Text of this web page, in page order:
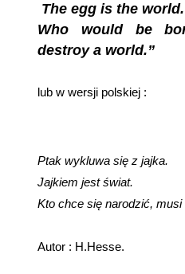
The egg is the world.
Who would be
destroy a world.”
lub w wersji polskiej :
Ptak wykluwa się z jajka.
Jajkiem jest świat.
Kto chce się narodzić,
Autor : H.Hesse.